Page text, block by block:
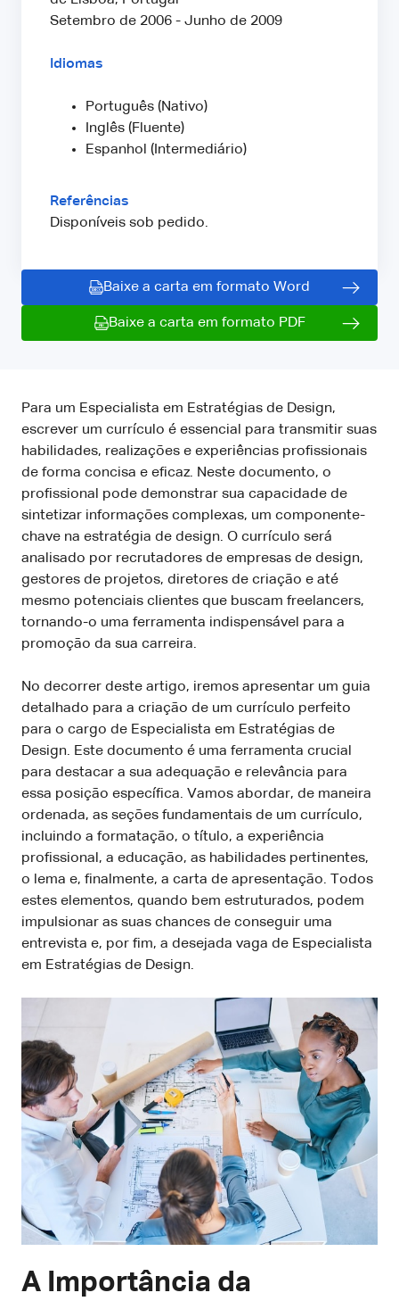
Setembro de 2006 - Junho de 2009
Idiomas
Português (Nativo)
Inglês (Fluente)
Espanhol (Intermediário)
Referências
Disponíveis sob pedido.
Baixe a carta em formato Word
Baixe a carta em formato PDF
Para um Especialista em Estratégias de Design,
escrever um currículo é essencial para transmitir suas
habilidades, realizações e experiências profissionais
de forma concisa e eficaz. Neste documento, o
profissional pode demonstrar sua capacidade de
sintetizar informações complexas, um componente-
chave na estratégia de design. O currículo será
analisado por recrutadores de empresas de design,
gestores de projetos, diretores de criação e até
mesmo potenciais clientes que buscam freelancers,
tornando-o uma ferramenta indispensável para a
promoção da sua carreira.
No decorrer deste artigo, iremos apresentar um guia
detalhado para a criação de um currículo perfeito
para o cargo de Especialista em Estratégias de
Design. Este documento é uma ferramenta crucial
para destacar a sua adequação e relevância para
essa posição específica. Vamos abordar, de maneira
ordenada, as seções fundamentais de um currículo,
incluindo a formatação, o título, a experiência
profissional, a educação, as habilidades pertinentes,
o lema e, finalmente, a carta de apresentação. Todos
estes elementos, quando bem estruturados, podem
impulsionar as suas chances de conseguir uma
entrevista e, por fim, a desejada vaga de Especialista
em Estratégias de Design.
A Importância da